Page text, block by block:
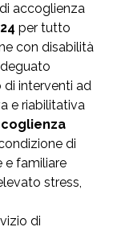
accoglienza
per tutto
con disabilità
di interventi ad
e riabilitativa
di
e familiare
stress,
di